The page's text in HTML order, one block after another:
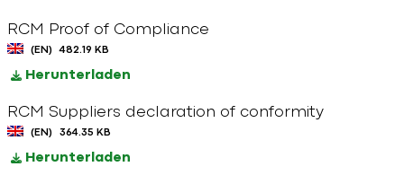
RCM Proof of Compliance
(EN) 482.19 KB
Herunterladen
RCM Suppliers declaration of conformity
(EN) 364.35 KB
Herunterladen